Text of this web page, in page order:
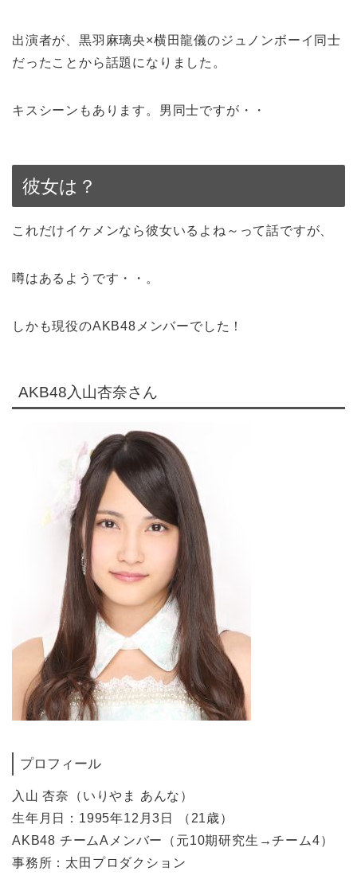
出演者が、黒羽麻璃央×横田龍儀のジュノンボーイ同士
だったことから話題になりました。
キスシーンもあります。男同士ですが・・
彼女は？
これだけイケメンなら彼女いるよね～って話ですが、
噂はあるようです・・。
しかも現役のAKB48メンバーでした！
AKB48入山杏奈さん
プロフィール
入山 杏奈（いりやま あんな）
生年月日：1995年12月3日 （21歳）
AKB48 チームAメンバー（元10期研究生→チーム4）
事務所：太田プロダクション